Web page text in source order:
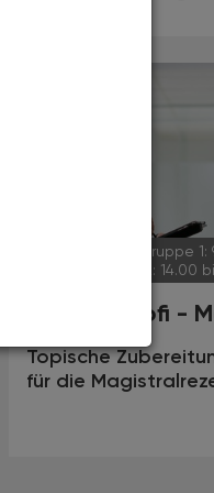
, Gruppe
Uhr, Gruppe 2: 14.00
Galenik Profi -
Topische
für die